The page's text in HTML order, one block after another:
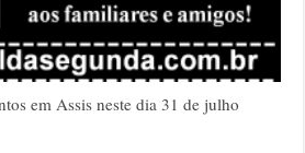
em Assis neste dia 31 de julho